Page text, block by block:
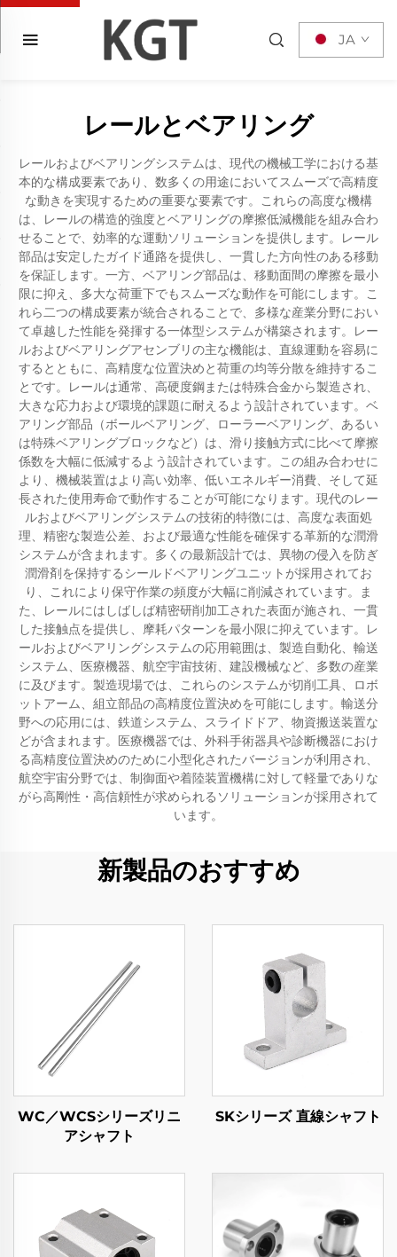
JA
レールとベアリング
レールおよびベアリングシステムは、現代の機械工学における基
本的な構成要素であり、数多くの用途においてスムーズで高精度
な動きを実現するための重要な要素です。これらの高度な機構
は、レールの構造的強度とベアリングの摩擦低減機能を組み合わ
せることで、効率的な運動ソリューションを提供します。レール
部品は安定したガイド通路を提供し、一貫した方向性のある移動
を保証します。一方、ベアリング部品は、移動面間の摩擦を最小
限に抑え、多大な荷重下でもスムーズな動作を可能にします。こ
れら二つの構成要素が統合されることで、多様な産業分野におい
て卓越した性能を発揮する一体型システムが構築されます。レー
ルおよびベアリングアセンブリの主な機能は、直線運動を容易に
するとともに、高精度な位置決めと荷重の均等分散を維持するこ
とです。レールは通常、高硬度鋼または特殊合金から製造され、
大きな応力および環境的課題に耐えるよう設計されています。ベ
アリング部品（ボールベアリング、ローラーベアリング、あるい
は特殊ベアリングブロックなど）は、滑り接触方式に比べて摩擦
係数を大幅に低減するよう設計されています。この組み合わせに
より、機械装置はより高い効率、低いエネルギー消費、そして延
長された使用寿命で動作することが可能になります。現代のレー
ルおよびベアリングシステムの技術的特徴には、高度な表面処
理、精密な製造公差、および最適な性能を確保する革新的な潤滑
システムが含まれます。多くの最新設計では、異物の侵入を防ぎ
潤滑剤を保持するシールドベアリングユニットが採用されてお
り、これにより保守作業の頻度が大幅に削減されています。ま
た、レールにはしばしば精密研削加工された表面が施され、一貫
した接触点を提供し、摩耗パターンを最小限に抑えています。レ
ールおよびベアリングシステムの応用範囲は、製造自動化、輸送
システム、医療機器、航空宇宙技術、建設機械など、多数の産業
に及びます。製造現場では、これらのシステムが切削工具、ロボ
ットアーム、組立部品の高精度位置決めを可能にします。輸送分
野への応用には、鉄道システム、スライドドア、物資搬送装置な
どが含まれます。医療機器では、外科手術器具や診断機器におけ
る高精度位置決めのために小型化されたバージョンが利用され、
航空宇宙分野では、制御面や着陸装置機構に対して軽量でありな
がら高剛性・高信頼性が求められるソリューションが採用されて
います。
新製品のおすすめ
WC／WCSシリーズリニ
アシャフト
SKシリーズ 直線シャフト